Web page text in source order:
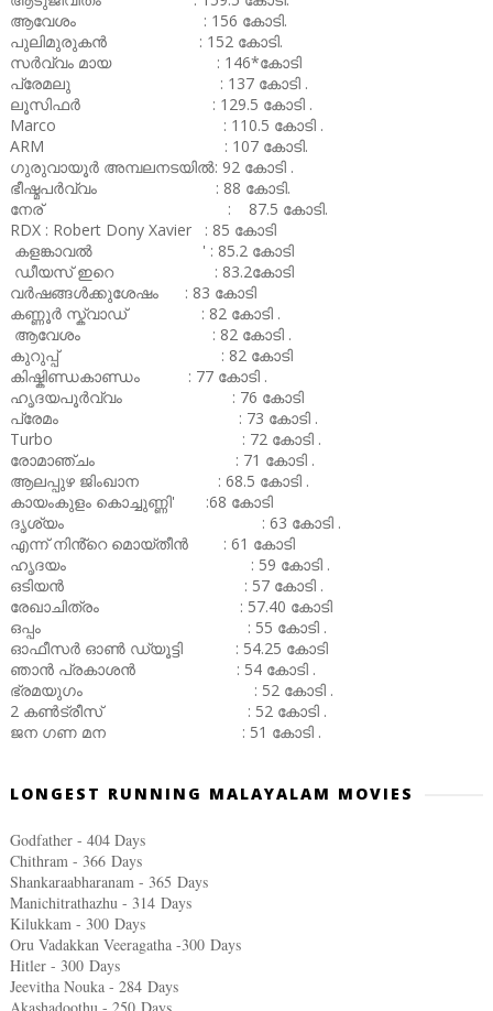
ആവേശം : 156 കോടി.
പുലിമുരുകൻ : 152 കോടി.
സർവ്വം മായ : 146*കോടി
പ്രേമലു : 137 കോടി .
ലൂസിഫർ : 129.5 കോടി .
Marco : 110.5 കോടി .
ARM : 107 കോടി.
ഗുരുവായൂർ അമ്പലനടയിൽ: 92 കോടി .
ഭീഷ്മപർവ്വം : 88 കോടി.
നേര് : 87.5 കോടി.
RDX : Robert Dony Xavier : 85 കോടി
കളങ്കാവൽ ' : 85.2 കോടി
ഡീയസ് ഇറെ : 83.2കോടി
വർഷങ്ങൾക്കുശേഷം : 83 കോടി
കണ്ണൂർ സ്ക്വാഡ് : 82 കോടി .
ആവേശം : 82 കോടി .
കുറുപ്പ് : 82 കോടി
കിഷ്കിണ്ഡകാണ്ഡം : 77 കോടി .
ഹൃദയപൂർവ്വം : 76 കോടി
പ്രേമം : 73 കോടി .
Turbo : 72 കോടി .
രോമാഞ്ചം : 71 കോടി .
ആലപ്പുഴ ജിംഖാന : 68.5 കോടി .
കായംകുളം കൊച്ചുണ്ണി' :68 കോടി
ദൃശ്യം : 63 കോടി .
എന്ന് നിൻ്റെ മൊയ്തീൻ : 61 കോടി
ഹൃദയം : 59 കോടി .
ഒടിയൻ : 57 കോടി .
രേഖാചിത്രം : 57.40 കോടി
ഒപ്പം : 55 കോടി .
ഓഫീസർ ഓൺ ഡ്യൂട്ടി : 54.25 കോടി
ഞാൻ പ്രകാശൻ : 54 കോടി .
ഭ്രമയുഗം : 52 കോടി .
2 കൺട്രീസ് : 52 കോടി .
ജന ഗണ മന : 51 കോടി .
LONGEST RUNNING MALAYALAM MOVIES
Godfather - 404 Days
Chithram - 366 Days
Shankaraabharanam - 365 Days
Manichitrathazhu - 314 Days
Kilukkam - 300 Days
Oru Vadakkan Veeragatha -300 Days
Hitler - 300 Days
Jeevitha Nouka - 284 Days
Akashadoothu - 250 Days